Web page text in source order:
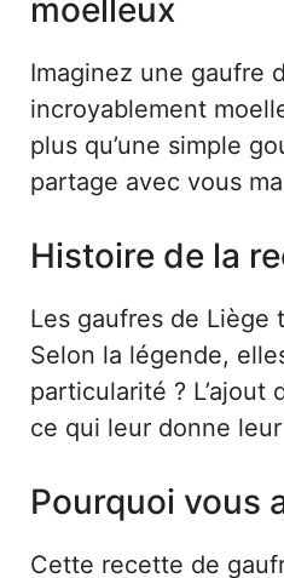
moelleux
Imaginez une gaufre
incroyablement
plus qu’une simple
partage avec vous
Histoire de la
Les gaufres de Liège
Selon la légende,
particularité ?
ce qui leur donne
Pourquoi vous
Cette recette de